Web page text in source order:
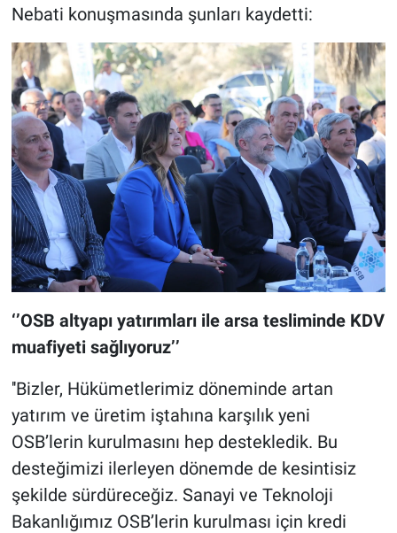
Nebati konuşmasında şunları kaydetti:
‘’OSB altyapı yatırımları ile arsa tesliminde KDV
muafiyeti sağlıyoruz’’
''Bizler, Hükümetlerimiz döneminde artan
yatırım ve üretim iştahına karşılık yeni
OSB’lerin kurulmasını hep destekledik. Bu
desteğimizi ilerleyen dönemde de kesintisiz
şekilde sürdüreceğiz. Sanayi ve Teknoloji
Bakanlığımız OSB’lerin kurulması için kredi